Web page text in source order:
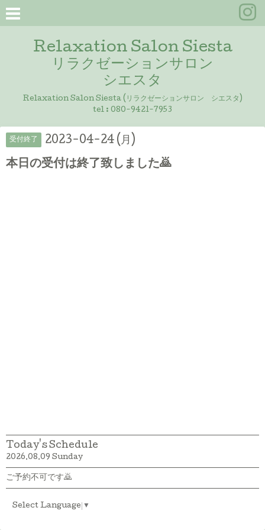
Relaxation Salon Siesta
リラクゼーションサロン
シエスタ
Relaxation Salon Siesta (リラクゼーションサロン シエスタ)
tel : 080-9421-7953
受付終了 2023-04-24 (月)
本日の受付は終了致しました🙇
Today's Schedule
2026.08.09 Sunday
ご予約不可です🙇
Select Language ▼